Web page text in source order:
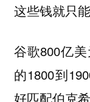
这些钱就只
谷歌800亿
的1800到
好匹配伯克